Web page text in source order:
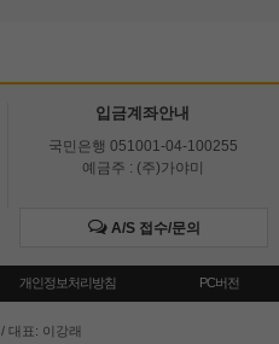
입금계좌안내
국민은행 051001-04-100255
예금주 : (주)가야미
A/S 접수/문의
개인정보처리방침 PC버전
/ 대표: 이강래